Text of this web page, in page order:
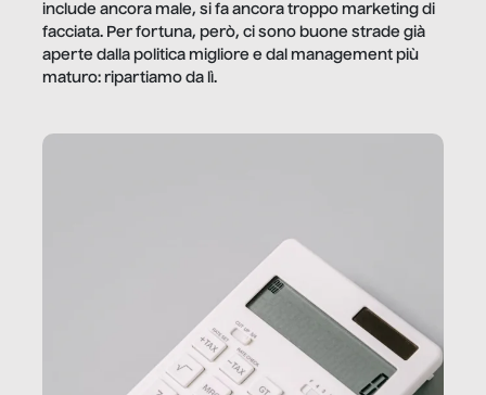
include ancora male, si fa ancora troppo marketing di
facciata. Per fortuna, però, ci sono buone strade già
aperte dalla politica migliore e dal management più
maturo: ripartiamo da lì.